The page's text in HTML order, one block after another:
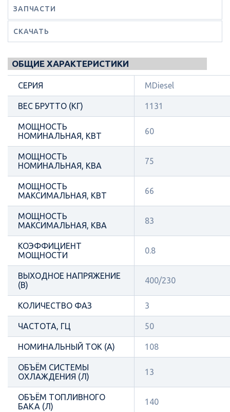
ЗАПЧАСТИ
СКАЧАТЬ
ОБЩИЕ ХАРАКТЕРИСТИКИ
СЕРИЯ MDiesel
ВЕС БРУТТО (КГ) 1131
МОЩНОСТЬ
НОМИНАЛЬНАЯ, КВТ
60
МОЩНОСТЬ
НОМИНАЛЬНАЯ, КВА
75
МОЩНОСТЬ
МАКСИМАЛЬНАЯ, КВТ
66
МОЩНОСТЬ
МАКСИМАЛЬНАЯ, КВА
83
КОЭФФИЦИЕНТ
МОЩНОСТИ
0.8
ВЫХОДНОЕ НАПРЯЖЕНИЕ
(В)
400/230
КОЛИЧЕСТВО ФАЗ 3
ЧАСТОТА, ГЦ 50
НОМИНАЛЬНЫЙ ТОК (А) 108
ОБЪЁМ СИСТЕМЫ
ОХЛАЖДЕНИЯ (Л)
13
ОБЪЁМ ТОПЛИВНОГО
БАКА (Л)
140